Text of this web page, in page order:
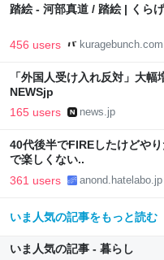
踏絵 - 河部真道 / 踏絵 | くら
456 users kuragebunch.com
「外国人受け入れ反対」大
NEWSjp
165 users news.jp
40代後半でFIREしたけどや
で楽しくない..
361 users anond.hatelabo.jp
いま人気の記事をもっと読む
いま人気の記事 - 暮らし